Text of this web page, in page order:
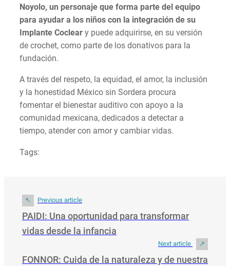
Noyolo, un personaje que forma parte del equipo
para ayudar a los niños con la integración de su
Implante Coclear y puede adquirirse, en su versión
de crochet, como parte de los donativos para la
fundación.
A través del respeto, la equidad, el amor, la inclusión
y la honestidad México sin Sordera procura
fomentar el bienestar auditivo con apoyo a la
comunidad mexicana, dedicados a detectar a
tiempo, atender con amor y cambiar vidas.
Tags:
Previous article
PAIDI: Una oportunidad para transformar
vidas desde la infancia
Next article
FONNOR: Cuida de la naturaleza y de nuestra